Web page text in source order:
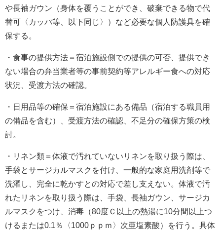
や長袖ガウン（身体を覆うことができ、破棄できる物で代
替可〈カッパ等、以下同じ〉）など必要な個人防護具を確
保する。
・食事の提供方法＝宿泊施設側での提供の可否、提供でき
ない場合の弁当業者等の事前契約等アレルギー食への対応
状況、受渡方法の確認。
・日用品等の確保＝宿泊施設にある備品（宿泊する職員用
の備品を含む）、受渡方法の確認、不足分の確保方策の検
討。
・リネン類＝体液で汚れていないリネンを取り扱う際は、
手袋とサージカルマスクを付け、一般的な家庭用洗剤等で
洗濯し、完全に乾かすとの対応で差し支えない。体液で汚
れたリネンを取り扱う際は、手袋、長袖ガウン、サージカ
ルマスクをつけ、消毒（80度Ｃ以上の熱湯に10分間以上つ
けるまたは0.1％〈1000ｐｐｍ〉次亜塩素酸）を行う。具体